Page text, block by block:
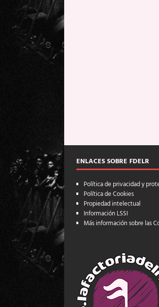
ENLACES SOBRE FDELR
Política de privacidad y
Política de Cookies
Propiedad intelectual
Información LSSI
Más información sobre las